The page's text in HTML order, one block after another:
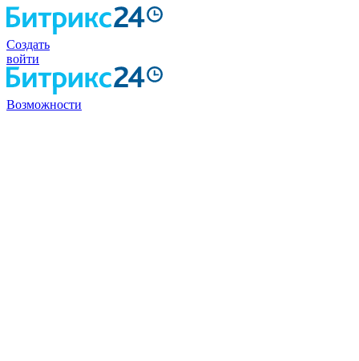
Создать
войти
Возможности